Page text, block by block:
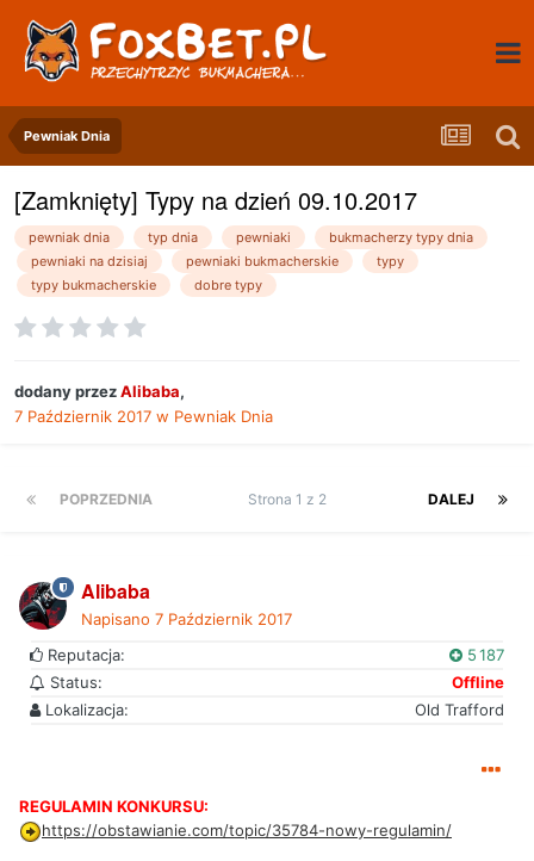
Pewniak Dnia
[Zamknięty] Typy na dzień 09.10.2017
pewniak dnia typ dnia pewniaki
bukmacherzy typy dnia
pewniaki na dzisiaj
pewniaki bukmacherskie
typy
typy bukmacherskie
dobre typy
dodany przezAlibaba,
7 Październik 2017 w Pewniak Dnia
POPRZEDNIA DALEJ
Strona 1 z 2
Alibaba
Napisano 7 Październik 2017
Reputacja:
5 187
Status:
Offline
Lokalizacja:
Old Trafford
REGULAMIN KONKURSU:
https://obstawianie.com/topic/35784-nowy-regulamin/